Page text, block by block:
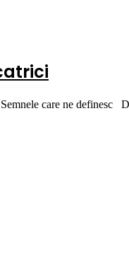
care ne definesc